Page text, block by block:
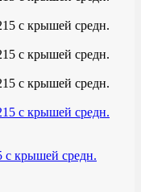
крышей средн.